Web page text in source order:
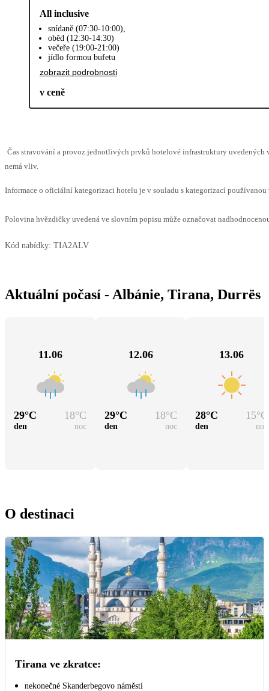
All inclusive
snídaně (07:30-10:00),
oběd (12:30-14:30)
večeře (19:00-21:00)
jídlo formou bufetu
zobrazit podrobnosti
v ceně
Čas stravování a provoz jednotlivých prvků hotelové infrastruktury uvedených
nemá vliv.
Informace o oficiální kategorizaci hotelu je v souladu s kategorizací
Polovina hvězdičky uvedená ve slovním popisu může označovat
Kód nabídky: TIA2ALV
Aktuální počasí - Albánie, Tirana, Durrës
11.06
29°C 18°C
den noc
12.06
29°C 18°C
den noc
13.06
28°C 15°C
den noc
O destinaci
Tirana ve zkratce:
nekonečné Skanderbegovo náměstí